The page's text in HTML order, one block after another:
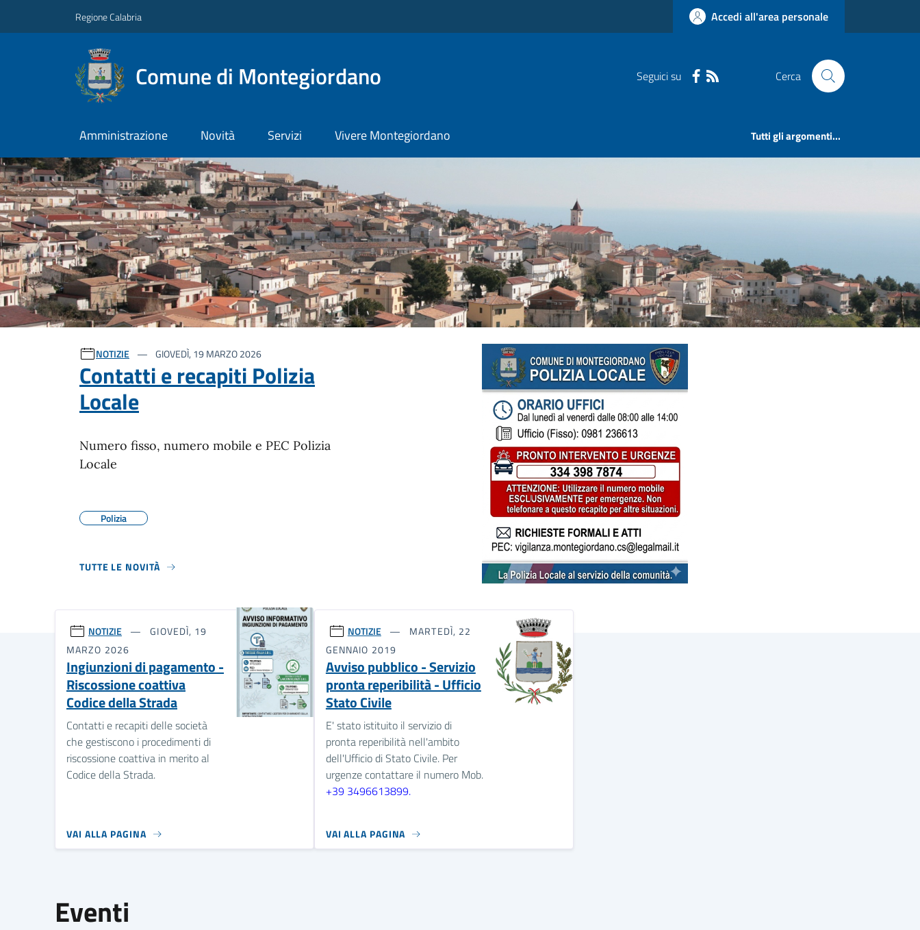
Regione Calabria Accedi all'area personale
Comune di Montegiordano Seguici su Cerca
Amministrazione Novità Servizi Vivere Montegiordano Tutti gli argomenti...
Ultime notizie
NOTIZIE GIOVEDÌ, 19 MARZO 2026
Contatti e recapiti Polizia
Locale
Numero fisso, numero mobile e PEC Polizia
Locale
Polizia
TUTTE LE NOVITÀ
NOTIZIE
GIOVEDÌ, 19
MARZO 2026
Ingiunzioni di pagamento -
Riscossione coattiva
Codice della Strada
Contatti e recapiti delle società
che gestiscono i procedimenti di
riscossione coattiva in merito al
Codice della Strada.
VAI ALLA PAGINA
NOTIZIE
MARTEDÌ, 22
GENNAIO 2019
Avviso pubblico - Servizio
pronta reperibilità - Ufficio
Stato Civile
E' stato istituito il servizio di
pronta reperibilità nell'ambito
dell'Ufficio di Stato Civile. Per
urgenze contattare il numero Mob.
+39 3496613899.
VAI ALLA PAGINA
Eventi